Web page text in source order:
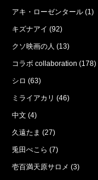
アキ・ローゼンタール (1)
キズナアイ (92)
クソ映画の人 (13)
コラボ collaboration (178)
シロ (63)
ミライアカリ (46)
中文 (4)
久遠たま (27)
兎田ぺこら (7)
壱百満天原サロメ (3)